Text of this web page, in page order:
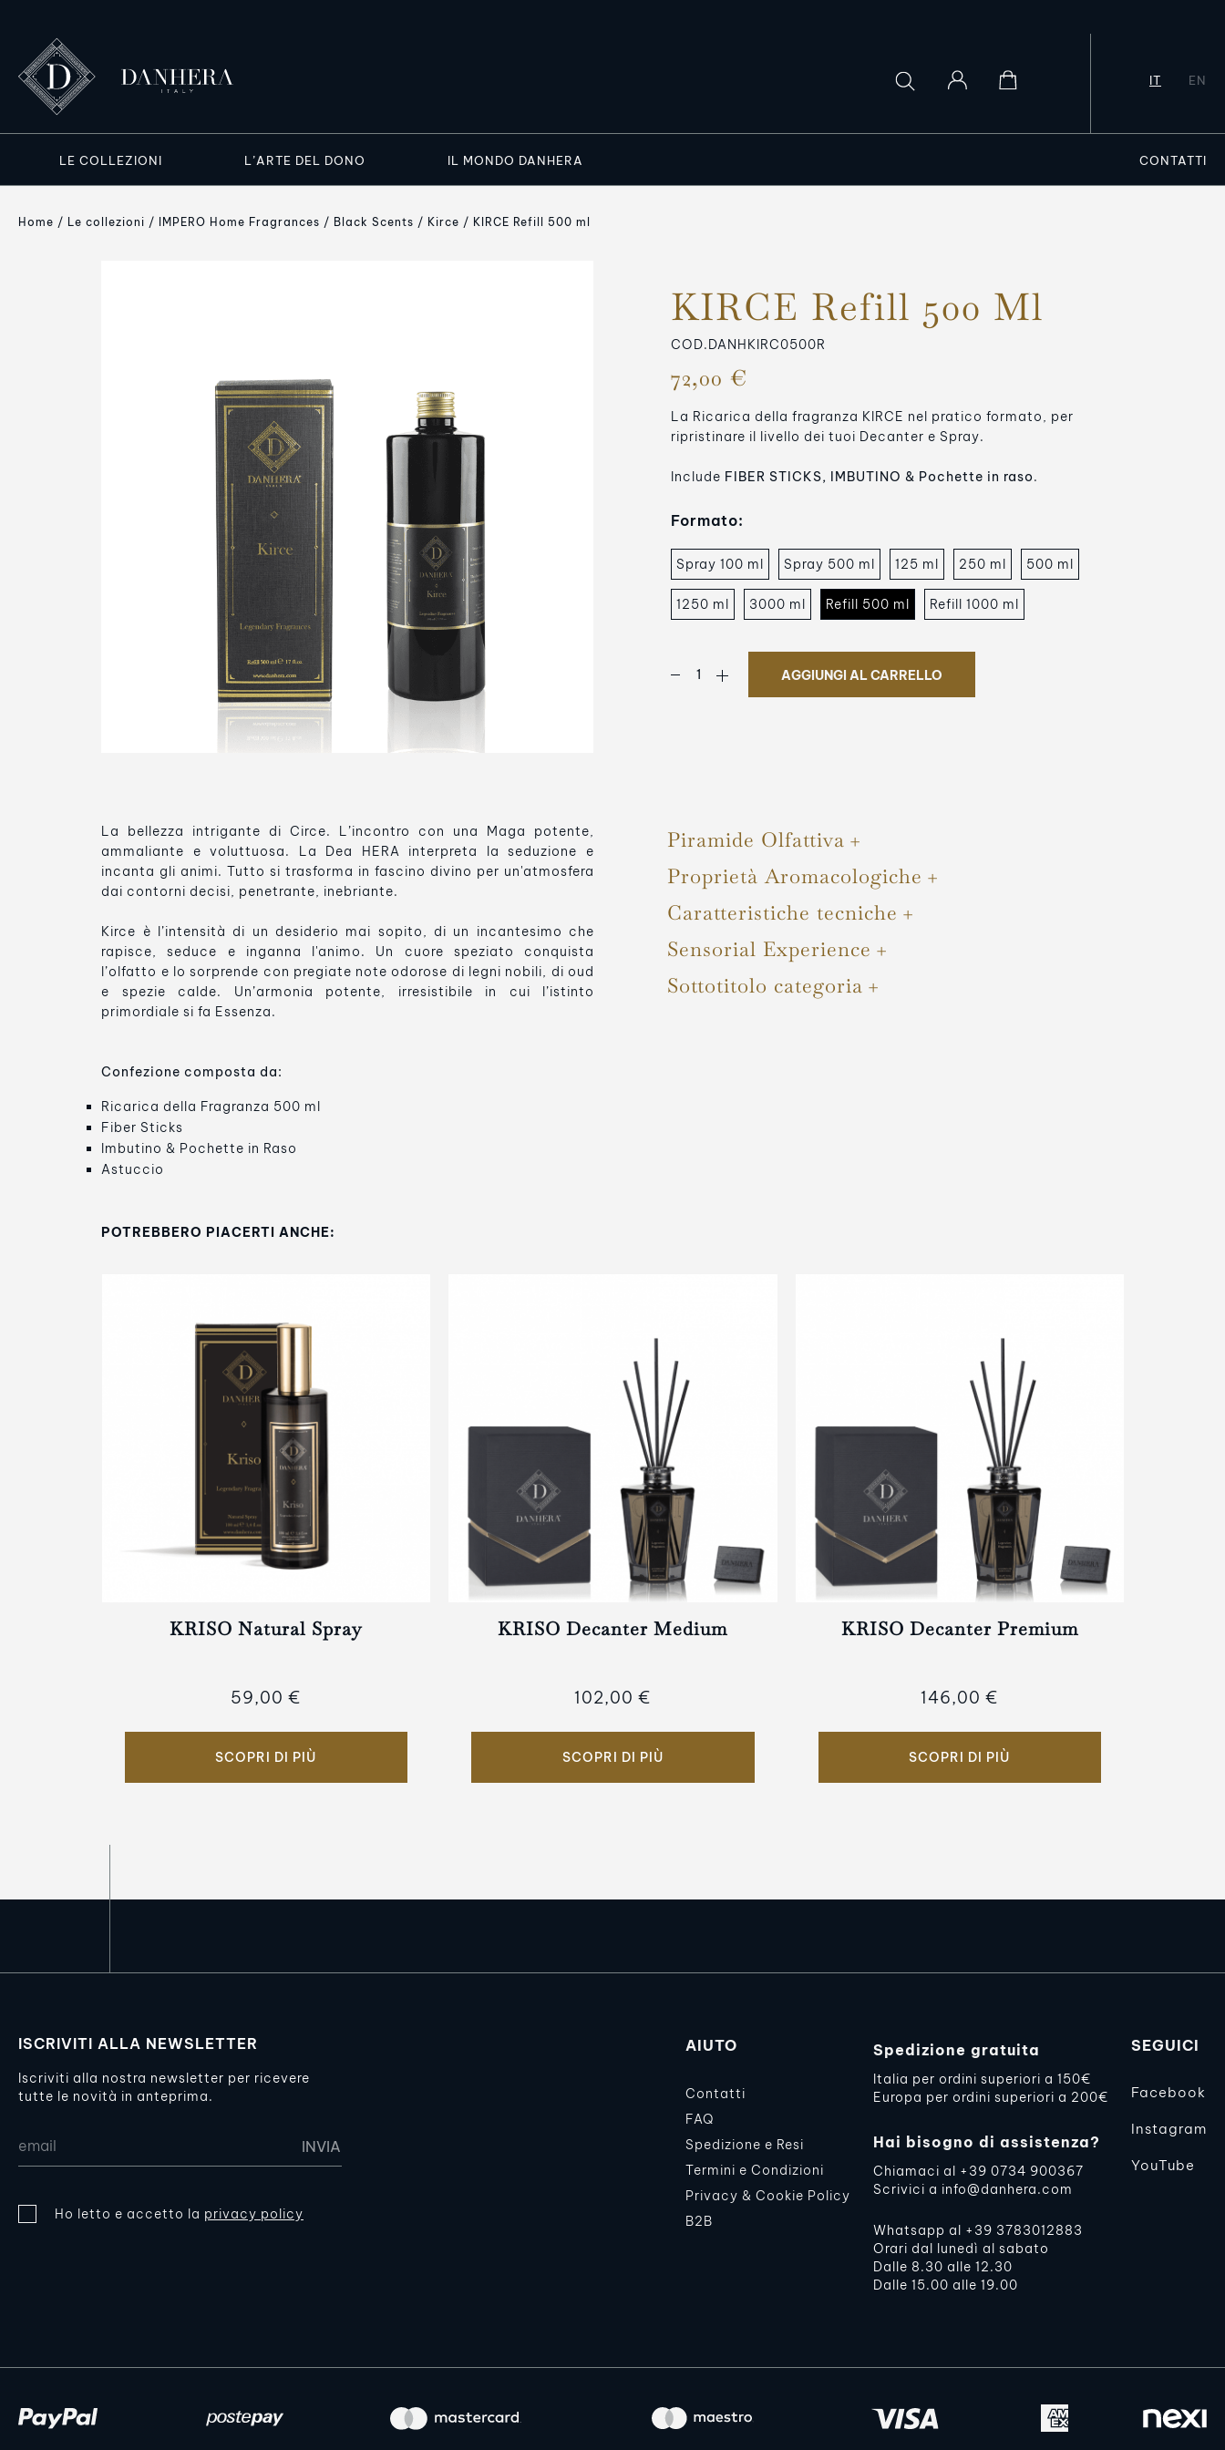
IT EN
LE COLLEZIONI L’ARTE DEL DONO IL MONDO DANHERA CONTATTI
Home Le collezioni IMPERO Home Fragrances Black Scents Kirce KIRCE Refill 500 ml
KIRCE Refill 500 Ml
COD.DANHKIRC0500R
72,00 €
La Ricarica della fragranza KIRCE nel pratico formato, per
ripristinare il livello dei tuoi Decanter e Spray.
Include FIBER STICKS, IMBUTINO & Pochette in raso.
Formato:
Spray 100 ml Spray 500 ml 125 ml 250 ml 500 ml
1250 ml 3000 ml Refill 500 ml Refill 1000 ml
AGGIUNGI AL CARRELLO
La bellezza intrigante di Circe. L’incontro con una Maga potente,
ammaliante e voluttuosa. La Dea HERA interpreta la seduzione e
incanta gli animi. Tutto si trasforma in fascino divino per un'atmosfera
dai contorni decisi, penetrante, inebriante.
Kirce è l’intensità di un desiderio mai sopito, di un incantesimo che
rapisce, seduce e inganna l'animo. Un cuore speziato conquista
l’olfatto e lo sorprende con pregiate note odorose di legni nobili, di oud
e spezie calde. Un’armonia potente, irresistibile in cui l’istinto
primordiale si fa Essenza.
Confezione composta da:
Ricarica della Fragranza 500 ml
Fiber Sticks
Imbutino & Pochette in Raso
Astuccio
Piramide Olfattiva
Proprietà Aromacologiche
Caratteristiche tecniche
Sensorial Experience
Sottotitolo categoria
POTREBBERO PIACERTI ANCHE:
KRISO Natural Spray
59,00 €
SCOPRI DI PIÙ
KRISO Decanter Medium
102,00 €
SCOPRI DI PIÙ
KRISO Decanter Premium
146,00 €
SCOPRI DI PIÙ
ISCRIVITI ALLA NEWSLETTER
Iscriviti alla nostra newsletter per ricevere
tutte le novità in anteprima.
Ho letto e accetto la privacy policy
AIUTO
Contatti
FAQ
Spedizione e Resi
Termini e Condizioni
Privacy & Cookie Policy
B2B
Spedizione gratuita
Italia per ordini superiori a 150€
Europa per ordini superiori a 200€
Hai bisogno di assistenza?
Chiamaci al +39 0734 900367
Scrivici a info@danhera.com
Whatsapp al +39 3783012883
Orari dal lunedì al sabato
Dalle 8.30 alle 12.30
Dalle 15.00 alle 19.00
SEGUICI
Facebook
Instagram
YouTube